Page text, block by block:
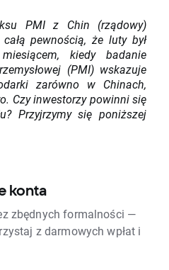
PMI z Chin (rządowy)
pewnością, że luty był
kiedy badanie
(PMI) wskazuje
zarówno w Chinach,
Czy inwestorzy powinni się
Przyjrzymy się poniższej
konta
zbędnych formalności —
z darmowych wpłat i